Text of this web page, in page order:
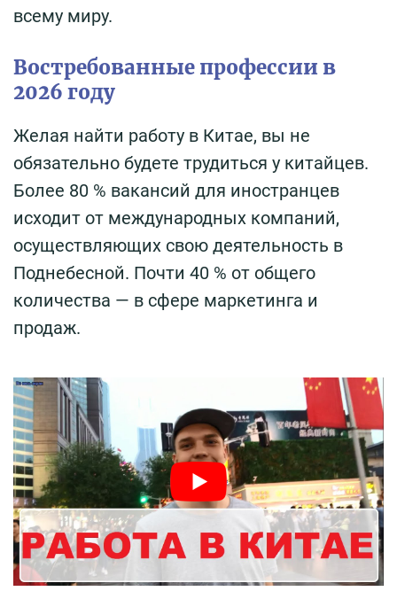
всему миру.
Востребованные профессии в
2026 году
Желая найти работу в Китае, вы не
обязательно будете трудиться у китайцев.
Более 80 % вакансий для иностранцев
исходит от международных компаний,
осуществляющих свою деятельность в
Поднебесной. Почти 40 % от общего
количества — в сфере маркетинга и
продаж.